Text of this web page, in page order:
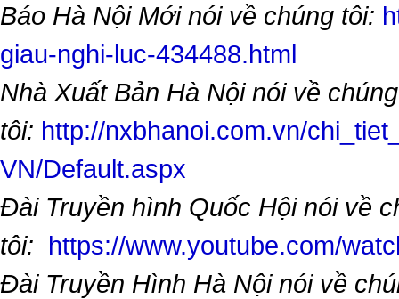
Báo Hà Nội Mới nói về chúng tôi:
giau-nghi-luc-434488.html
Nhà Xuất Bản Hà Nội nói về chúng
tôi: http://nxbhanoi.com.vn/
VN/Default.aspx
Đài Truyền hình Quốc Hội nói về
tôi: https://www.youtube.com/
Đài Truyền Hình Hà Nội nói về